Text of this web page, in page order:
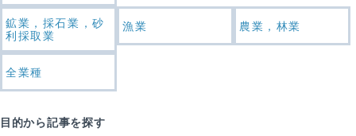
鉱業，採石業，砂
利採取業
漁業 農業，林業
全業種
目的から記事を探す